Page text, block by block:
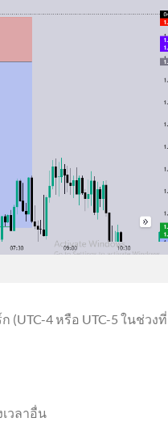
(UTC-4 หรือ UTC-5 ในช่วง
วลาอื่น